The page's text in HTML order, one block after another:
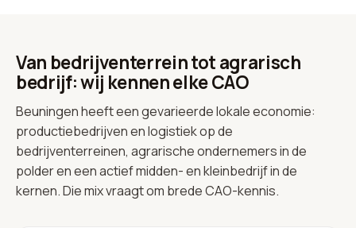
Van bedrijventerrein tot agrarisch
bedrijf: wij kennen elke CAO
Beuningen heeft een gevarieerde lokale economie:
productiebedrijven en logistiek op de
bedrijventerreinen, agrarische ondernemers in de
polder en een actief midden- en kleinbedrijf in de
kernen. Die mix vraagt om brede CAO-kennis.